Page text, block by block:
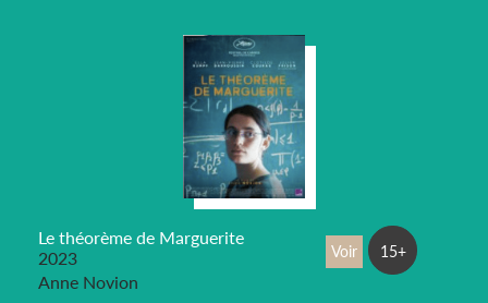
Le théorème de Marguerite
2023
Anne Novion
Voir 15+